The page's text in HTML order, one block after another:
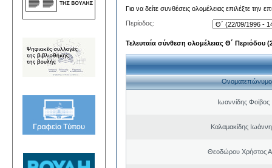
Για να δείτε συνθέσεις ολομέλειας επιλέξτε την
Περίοδος:
Τελευταία σύνθεση ολομέλειας Θ΄ Περιόδου
Ονοματεπώνυμο
Ιωαννίδης
Καλαμακίδης
Θεοδώρου Χρήστος